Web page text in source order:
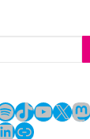
TikTok
X
Link